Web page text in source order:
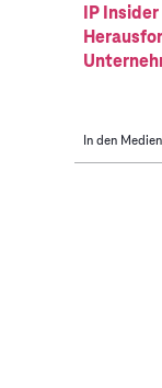
IP
In den Medien